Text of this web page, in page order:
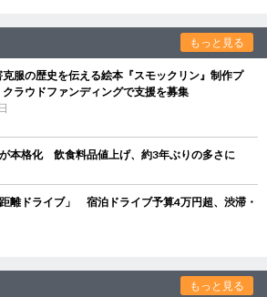
もっと見る
服の歴史を伝える絵本『スモックリン』制作プ
ラウドファンディングで支援を募集
が本格化 飲食料品値上げ、約3年ぶりの多さに
離ドライブ」 宿泊ドライブ予算4万円超、渋滞・
もっと見る